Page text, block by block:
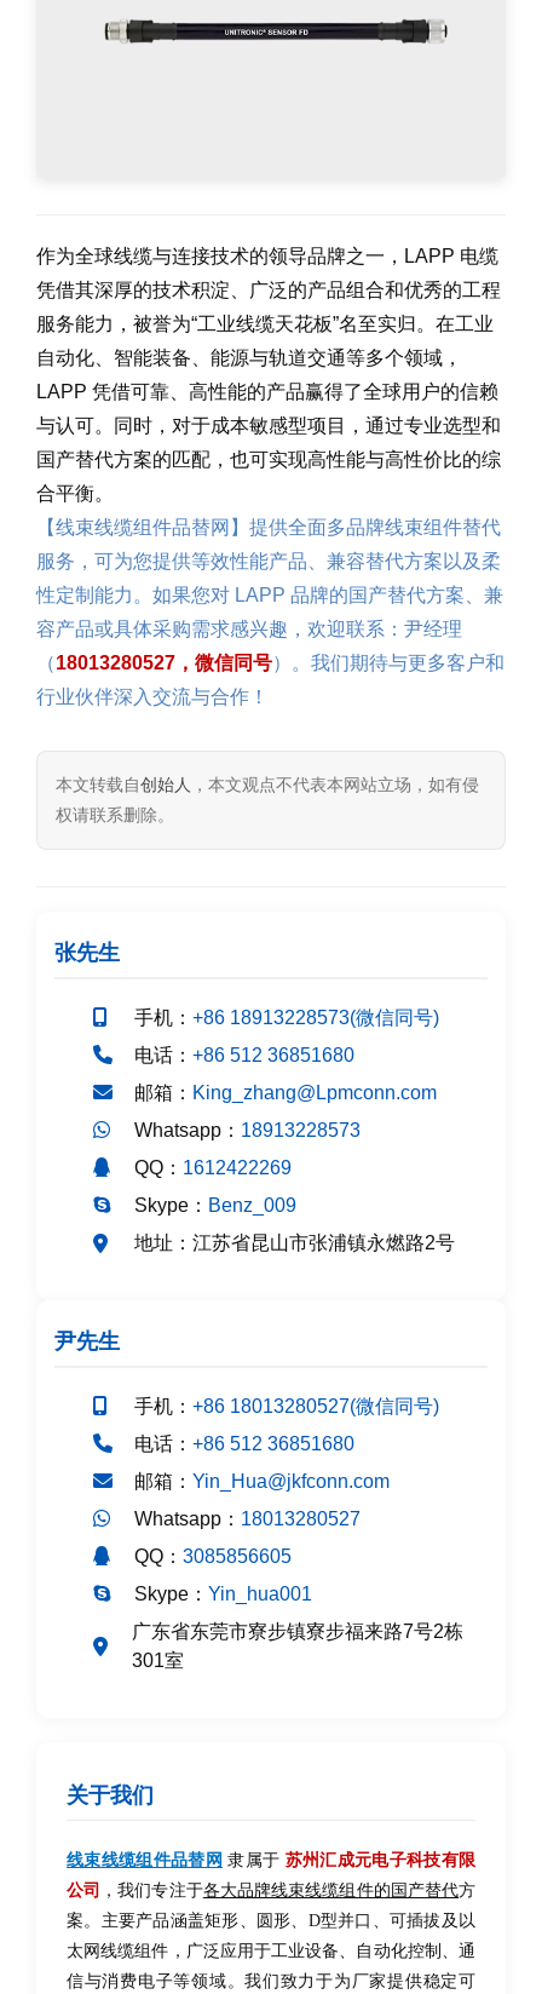
作为全球线缆与连接技术的领导品牌之一，LAPP 电缆
凭借其深厚的技术积淀、广泛的产品组合和优秀的工程
服务能力，被誉为“工业线缆天花板”名至实归。在工业
自动化、智能装备、能源与轨道交通等多个领域，
LAPP 凭借可靠、高性能的产品赢得了全球用户的信赖
与认可。同时，对于成本敏感型项目，通过专业选型和
国产替代方案的匹配，也可实现高性能与高性价比的综
合平衡。
【线束线缆组件品替网】提供全面多品牌线束组件替代
服务，可为您提供等效性能产品、兼容替代方案以及柔
性定制能力。如果您对 LAPP 品牌的国产替代方案、兼
容产品或具体采购需求感兴趣，欢迎联系：尹经理
（18013280527，微信同号）。我们期待与更多客户和
行业伙伴深入交流与合作！
本文转载自创始人 ，本文观点不代表本网站立场，如有侵
权请联系删除。
张先生
手机： +86 18913228573(微信同号)
电话： +86 512 36851680
邮箱： King_zhang@Lpmconn.com
Whatsapp： 18913228573
QQ： 1612422269
Skype： Benz_009
地址： 江苏省昆山市张浦镇永燃路2号
尹先生
手机： +86 18013280527(微信同号)
电话： +86 512 36851680
邮箱： Yin_Hua@jkfconn.com
Whatsapp： 18013280527
QQ： 3085856605
Skype： Yin_hua001
广东省东莞市寮步镇寮步福来路7号2栋
301室
关于我们
线束线缆组件品替网 隶属于 苏州汇成元电子科技有限
公司 ，我们专注于各大品牌线束线缆组件的国产替代方
案。主要产品涵盖矩形、圆形、D型并口、可插拔及以
太网线缆组件，广泛应用于工业设备、自动化控制、通
信与消费电子等领域。我们致力于为厂家提供稳定可